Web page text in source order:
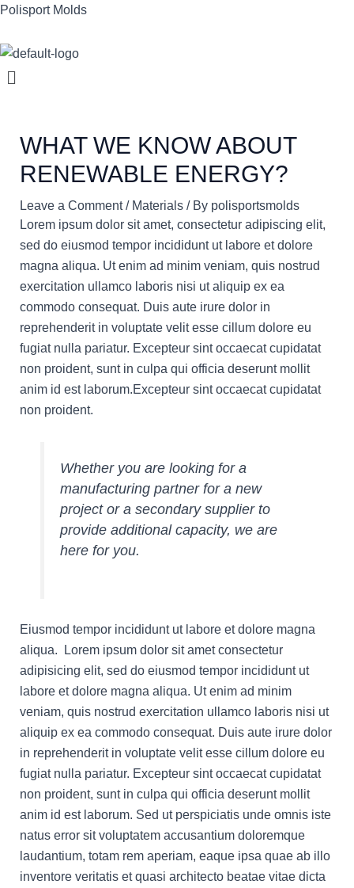
Skip
content
Polisport Molds
Menu
WHAT WE KNOW ABOUT
RENEWABLE ENERGY?
Leave a Comment / Materials/ By polisportsmolds
Lorem ipsum dolor sit amet, consectetur adipiscing elit,
sed do eiusmod tempor incididunt ut labore et dolore
magna aliqua. Ut enim ad minim veniam, quis nostrud
exercitation ullamco laboris nisi ut aliquip ex ea
commodo consequat. Duis aute irure dolor in
reprehenderit in voluptate velit esse cillum dolore eu
fugiat nulla pariatur. Excepteur sint occaecat cupidatat
non proident, sunt in culpa qui officia deserunt mollit
anim id est laborum.Excepteur sint occaecat cupidatat
non proident.
Whether you are looking for a
manufacturing partner for a new
project or a secondary supplier to
provide additional capacity, we are
here for you.
Eiusmod tempor incididunt ut labore et dolore magna
aliqua. Lorem ipsum dolor sit amet consectetur
adipisicing elit, sed do eiusmod tempor incididunt ut
labore et dolore magna aliqua. Ut enim ad minim
veniam, quis nostrud exercitation ullamco laboris nisi ut
aliquip ex ea commodo consequat. Duis aute irure dolor
in reprehenderit in voluptate velit esse cillum dolore eu
fugiat nulla pariatur. Excepteur sint occaecat cupidatat
non proident, sunt in culpa qui officia deserunt mollit
anim id est laborum. Sed ut perspiciatis unde omnis iste
natus error sit voluptatem accusantium doloremque
laudantium, totam rem aperiam, eaque ipsa quae ab illo
inventore veritatis et quasi architecto beatae vitae dicta
Post